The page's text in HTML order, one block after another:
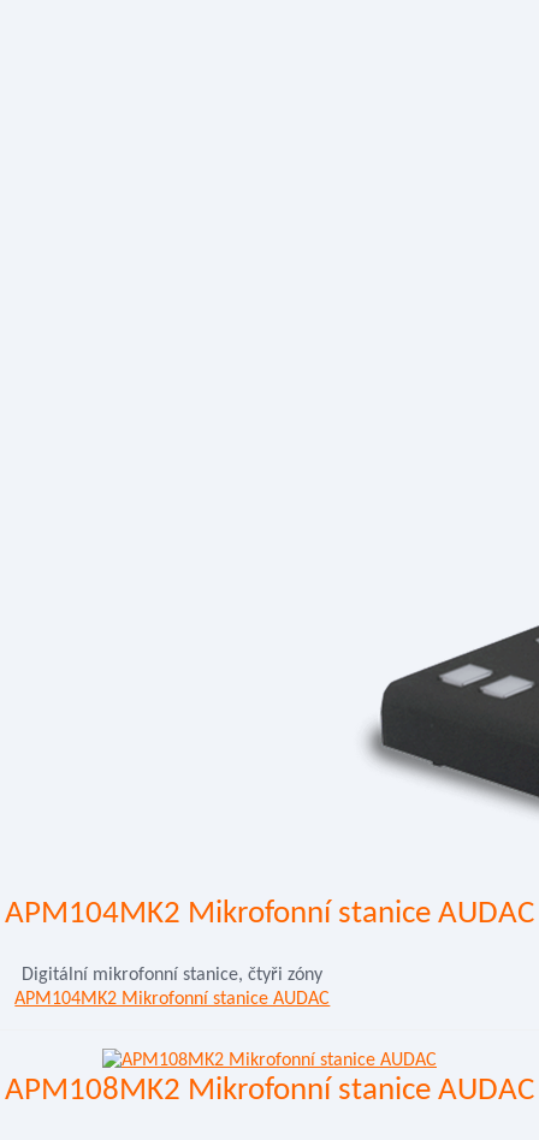
APM104MK2 Mikrofonní stanice AUDAC
Digitální mikrofonní stanice, čtyři zóny
APM104MK2 Mikrofonní stanice AUDAC
APM108MK2 Mikrofonní stanice AUDAC